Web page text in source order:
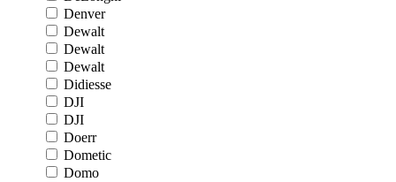
Denver
Dewalt
Dewalt
Dewalt
Didiesse
DJI
DJI
Doerr
Dometic
Domo